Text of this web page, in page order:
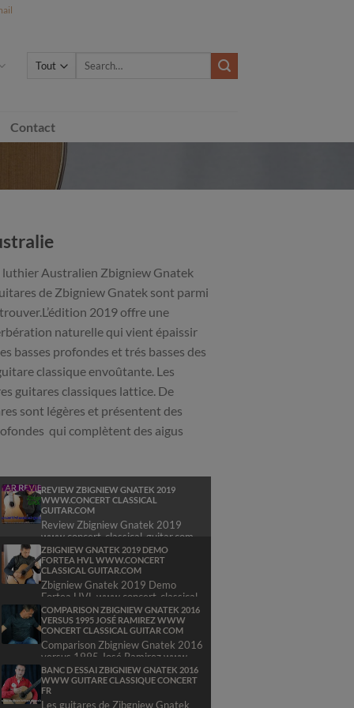
Search
Contact
luthier Australien Zbigniew Gnatek
de Zbigniew Gnatek sont parmi
2019 offre une
naturelle qui vient épaissir
basses profondes et trés basses des
classique envoûtante. Les
guitares classiques lattice. De
sont légères et présentent des
qui complètent des aigus
REVIEW ZBIGNIEW GNATEK 2019
WWW.CONCERT CLASSICAL
GUITAR.COM
Review Zbigniew Gnatek 2019
www.concert-classical-guitar.com
Very rare a preowned Zbigniew
read more »
ZBIGNIEW GNATEK 2019 DEMO
FORTEA HVL WWW.CONCERT
CLASSICAL GUITAR.COM
Zbigniew Gnatek 2019 Demo
Fortea HVL www.concert-classical-
guitar.com
Very rare a preowned
read more »
COMPARISON ZBIGNIEW GNATEK 2016
VERSUS 1995 JOSÉ RAMIREZ WWW
CONCERT CLASSICAL GUITAR COM
Comparison Zbigniew Gnatek 2016
versus 1995 José Ramirez www
concert classical guitar com
<br
read more »
BANC D ESSAI ZBIGNIEW GNATEK 2016
WWW GUITARE CLASSIQUE CONCERT
FR
Les guitares de Zibgniew Gnatek